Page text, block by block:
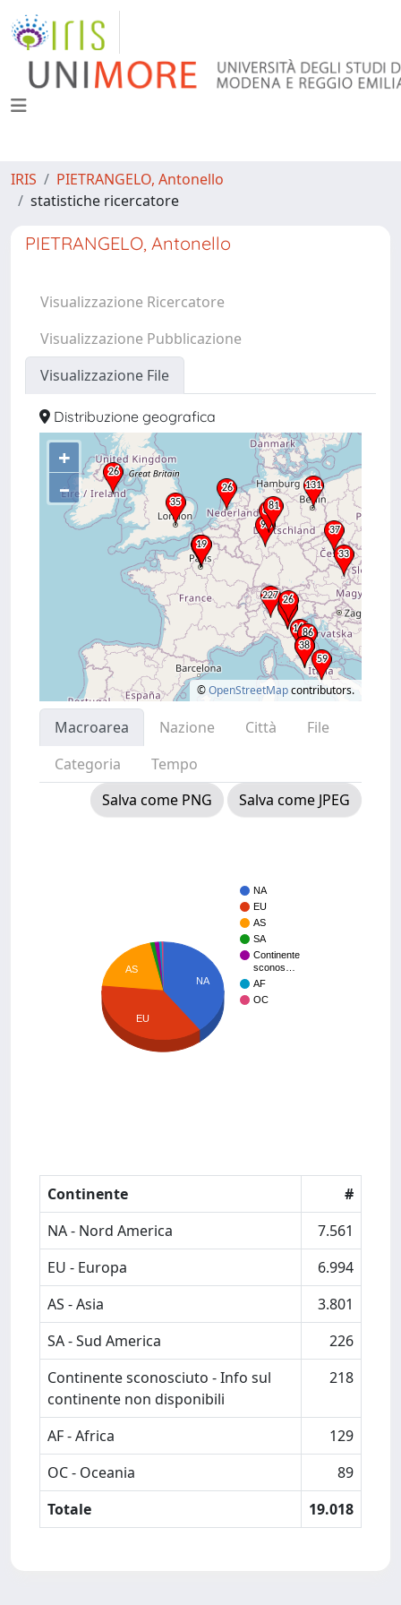
IRIS
PIETRANGELO, Antonello
statistiche ricercatore
PIETRANGELO, Antonello
Visualizzazione Ricercatore
Visualizzazione Pubblicazione
Visualizzazione File
Distribuzione geografica
+
–
©OpenStreetMapcontributors.
Macroarea Nazione Città
File
Categoria
Tempo
Salva come PNG
Salva come JPEG
NA
EU
AS
SA
Continente
sconos…
AF
OC
NA
AS
EU
Continente
#
NA - Nord America
7.561
EU - Europa
6.994
AS - Asia
3.801
SA - Sud America
226
Continente sconosciuto - Info sul
continente non disponibili
218
AF - Africa
129
OC - Oceania
89
Totale
19.018